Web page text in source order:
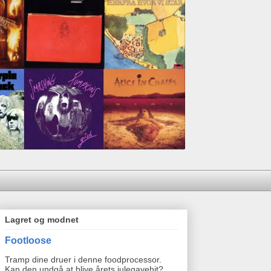
Lagret og modnet
Footloose
Tramp dine druer i denne foodprocessor.